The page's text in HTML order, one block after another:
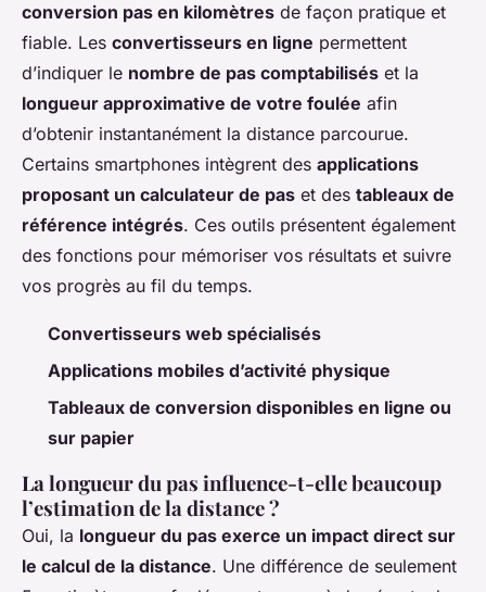
conversion pas en kilomètres de façon pratique et
fiable. Les convertisseurs en ligne permettent
d’indiquer le nombre de pas comptabilisés et la
longueur approximative de votre foulée afin
d’obtenir instantanément la distance parcourue.
Certains smartphones intègrent des applications
proposant un calculateur de pas et des tableaux de
référence intégrés. Ces outils présentent également
des fonctions pour mémoriser vos résultats et suivre
vos progrès au fil du temps.
Convertisseurs web spécialisés
Applications mobiles d’activité physique
Tableaux de conversion disponibles en ligne ou
sur papier
La longueur du pas influence-t-elle beaucoup
l’estimation de la distance ?
Oui, la longueur du pas exerce un impact direct sur
le calcul de la distance. Une différence de seulement